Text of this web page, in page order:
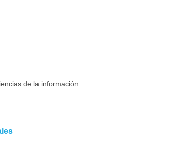
de la información